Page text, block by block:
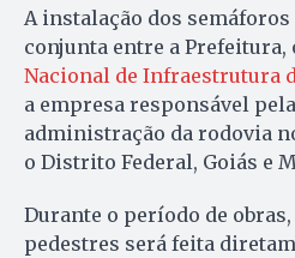
A instalação dos semáforos
conjunta entre a Prefeitura,
Nacional de Infraestrutura
a empresa responsável
administração da rodovia
o Distrito Federal, Goiás e
Durante o período de
pedestres será feita